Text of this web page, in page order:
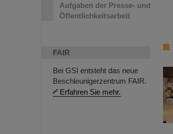
Aufgaben der Presse- und
Öffentlichkeitsarbeit
FAIR
Bei GSI entsteht das neue
Beschleunigerzentrum FAIR.
Erfahren Sie mehr.